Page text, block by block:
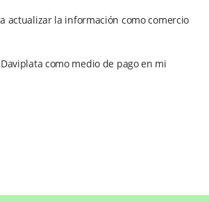
actualizar la información como comercio
como medio de pago en mi